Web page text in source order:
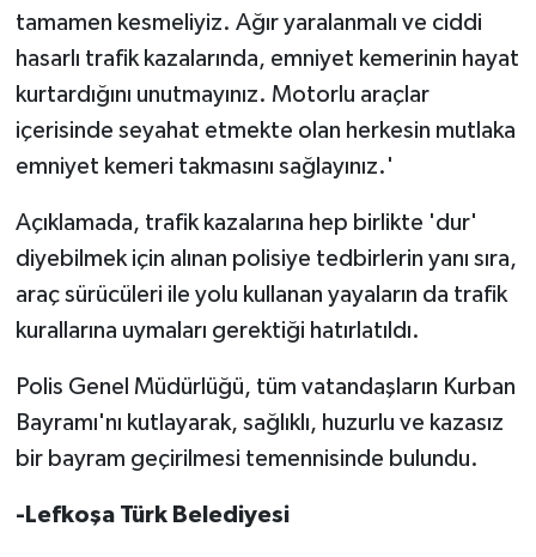
tamamen kesmeliyiz. Ağır yaralanmalı ve ciddi
hasarlı trafik kazalarında, emniyet kemerinin hayat
kurtardığını unutmayınız. Motorlu araçlar
içerisinde seyahat etmekte olan herkesin mutlaka
emniyet kemeri takmasını sağlayınız.'
Açıklamada, trafik kazalarına hep birlikte 'dur'
diyebilmek için alınan polisiye tedbirlerin yanı sıra,
araç sürücüleri ile yolu kullanan yayaların da trafik
kurallarına uymaları gerektiği hatırlatıldı.
Polis Genel Müdürlüğü, tüm vatandaşların Kurban
Bayramı'nı kutlayarak, sağlıklı, huzurlu ve kazasız
bir bayram geçirilmesi temennisinde bulundu.
-Lefkoşa Türk Belediyesi